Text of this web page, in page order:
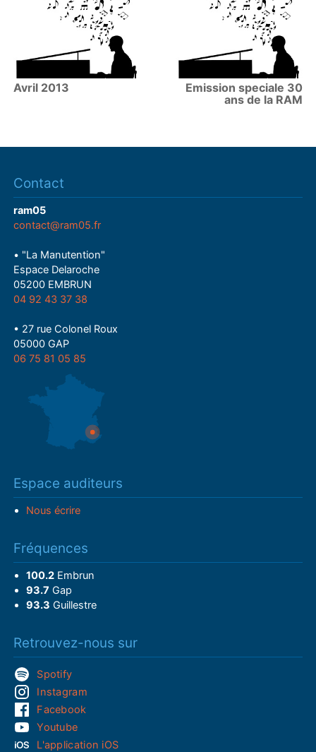
Avril 2013
Emission speciale 30
ans de la RAM
Contact
ram05
contact@ram05.fr
• "La Manutention"
Espace Delaroche
05200 EMBRUN
04 92 43 37 38
• 27 rue Colonel Roux
05000 GAP
06 75 81 05 85
Espace auditeurs
Nous écrire
Fréquences
100.2Embrun
93.7 Gap
93.3 Guillestre
Retrouvez-nous sur
Spotify
Instagram
Facebook
Youtube
L'application iOS